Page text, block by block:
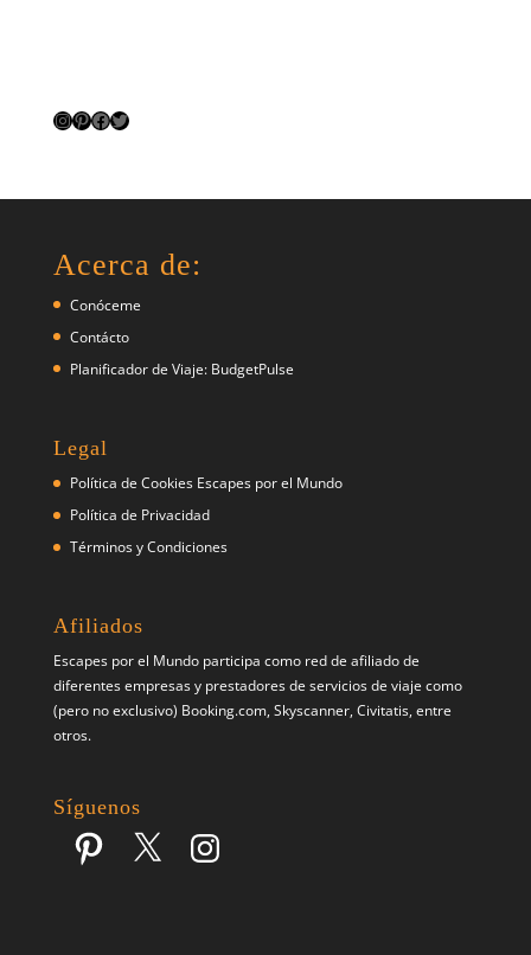
Instagram
Pinterest
Facebook
Twitter
Acerca de:
Conóceme
Contácto
Planificador de Viaje: BudgetPulse
Legal
Política de Cookies Escapes por el Mundo
Política de Privacidad
Términos y Condiciones
Afiliados
Escapes por el Mundo participa como red de afiliado de
diferentes empresas y prestadores de servicios de viaje como
(pero no exclusivo) Booking.com, Skyscanner, Civitatis, entre
otros.
Síguenos
Pinterest X Instagram